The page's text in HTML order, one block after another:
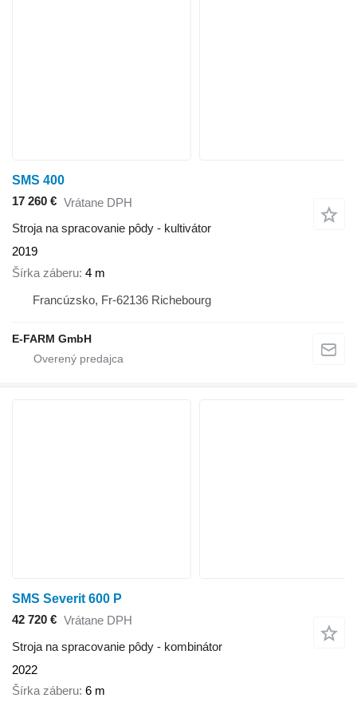
SMS 400
17 260 € Vrátane DPH
Stroja na spracovanie pôdy - kultivátor
2019
Šírka záberu 4 m
Francúzsko, Fr-62136 Richebourg
E-FARM GmbH
SMS Severit 600 P
42 720 € Vrátane DPH
Stroja na spracovanie pôdy - kombinátor
2022
Šírka záberu 6 m